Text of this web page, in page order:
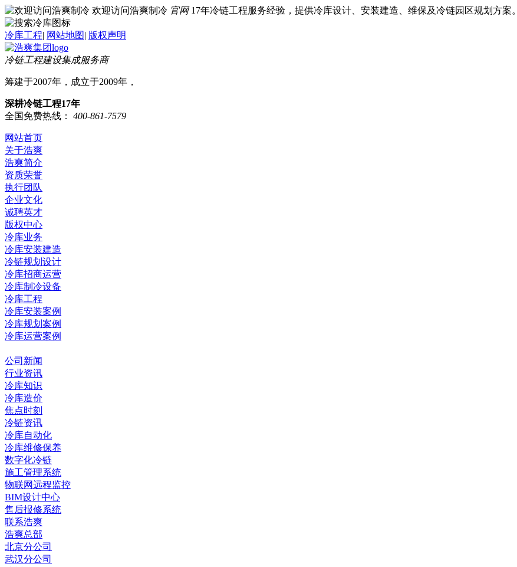
欢迎访问浩爽制冷 官网 17年冷链工程服务经验，提供冷库设计、安装建造、维保及冷链园区规划方案。
冷库工程| 网站地图| 版权声明
冷链工程建设集成服务商
筹建于2007年，成立于2009年，
深耕冷链工程17年
全国免费热线：
400-861-7579
网站首页
关于浩爽
浩爽简介
资质荣誉
执行团队
企业文化
诚聘英才
版权中心
冷库业务
冷库安装建造
冷链规划设计
冷库招商运营
冷库制冷设备
冷库工程
冷库安装案例
冷库规划案例
冷库运营案例
公司新闻
行业资讯
冷库知识
冷库造价
焦点时刻
冷链资讯
冷库自动化
冷库维修保养
数字化冷链
施工管理系统
物联网远程监控
BIM设计中心
售后报修系统
联系浩爽
浩爽总部
北京分公司
武汉分公司